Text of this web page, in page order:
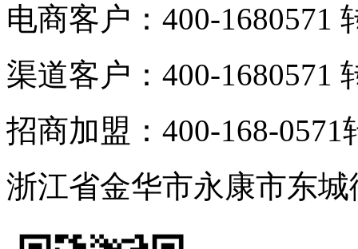
电商客户：400-1680571
渠道客户：400-1680571
招商加盟：400-168-0571
浙江省金华市永康市东